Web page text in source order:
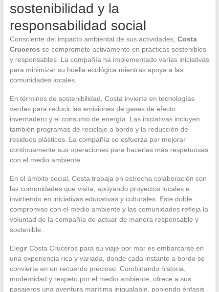
sostenibilidad y la
responsabilidad social
Consciente del impacto ambiental de sus actividades, Costa
Cruceros se compromete activamente en prácticas sostenibles
y responsables. La compañía ha implementado varias iniciativas
para minimizar su huella ecológica mientras apoya a las
comunidades locales.
En términos de sostenibilidad, Costa invierte en tecnologías
verdes para reducir las emisiones de gases de efecto
invernadero y el consumo de energía. Las iniciativas incluyen
también programas de reciclaje a bordo y la reducción de
residuos plásticos. La compañía se esfuerza por mejorar
continuamente sus operaciones para hacerlas más respetuosas
con el medio ambiente.
En el ámbito social, Costa trabaja en estrecha colaboración con
las comunidades que visita, apoyando proyectos locales e
invirtiendo en iniciativas educativas y culturales. Este doble
compromiso con el medio ambiente y las comunidades refleja la
voluntad de la compañía de actuar de manera responsable y
sostenible.
Elegir Costa Cruceros para su viaje por mar es embarcarse en
una experiencia rica y variada, donde cada instante a bordo se
convierte en un recuerdo precioso. Combinando historia,
modernidad y respeto por el medio ambiente, ofrece a sus
pasajeros una aventura marítima inigualable, poniendo énfasis